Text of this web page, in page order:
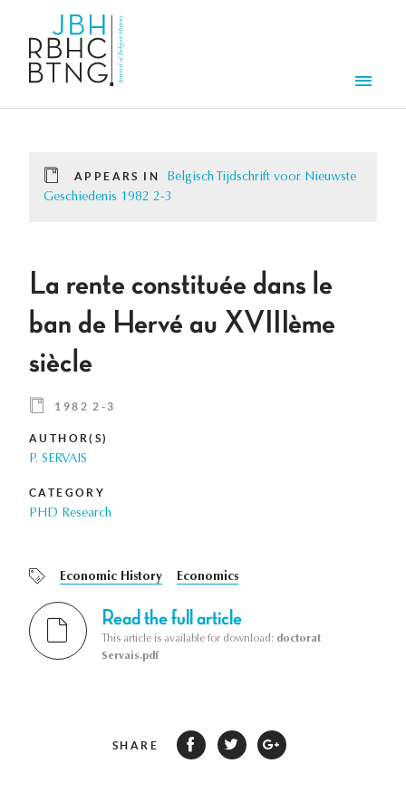
APPEARS IN
Belgisch Tijdschrift voor Nieuwste
Geschiedenis 1982 2-3
La rente constituée dans le
ban de Hervé au XVIIIème
siècle
1982 2-3
AUTHOR(S)
P. SERVAIS
CATEGORY
PHD Research
Economic History Economics
Read the full article
This article is available for download: doctorat
Servais.pdf
SHARE